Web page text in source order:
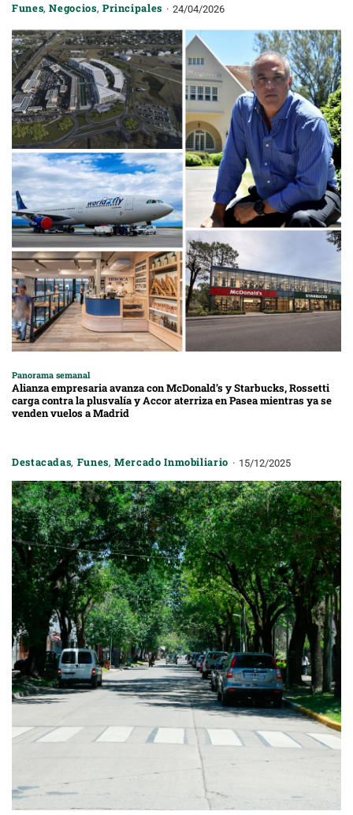
Funes,Negocios, Principales 24/04/2026
Panorama semanal
Alianza empresaria avanza con McDonald’s y Starbucks, Rossetti
carga contra la plusvalía y Accor aterriza en Pasea mientras ya se
venden vuelos a Madrid
Destacadas, Funes,Mercado Inmobiliario 15/12/2025